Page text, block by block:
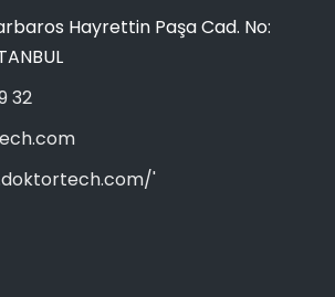
Hayrettin Paşa Cad. No:
32
'